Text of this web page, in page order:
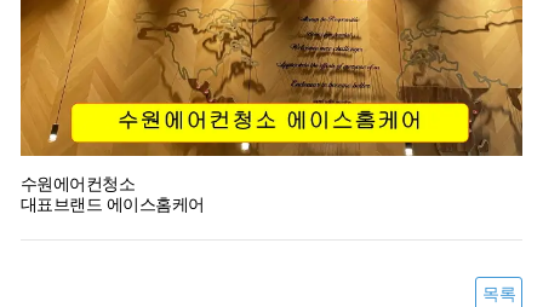
수원에어컨청소
대표브랜드 에이스홈케어
목록